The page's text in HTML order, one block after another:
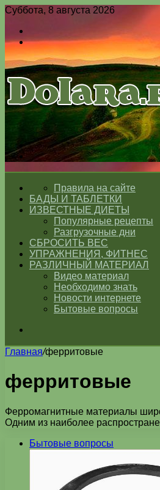
Суббота, 8 августа 2026
Switch
skin
Меню
Switch
ГЛАВНАЯПравила на сайте
БАДЫ И ТАБЛЕТКИ
ИЗВЕСТНЫЕ ДИЕТЫ
Популярные рецепты
Разгрузочные дни
СБРОСИТЬ ВЕС
УПРАЖНЕНИЯ, ФИТНЕС
РАЗЛИЧНЫЙ МАТЕРИАЛ
Видео материал
Необходимо знать
Новости интернете
Бытовые вопросы
Главная/ферритовые
ферритовые
Ферромагнитные материалы
Одним из наиболее
Бытовые вопросы